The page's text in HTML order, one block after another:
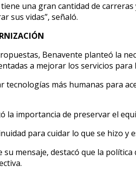
una gran cantidad de
sus vidas”, señaló.
Benavente planteó la
a mejorar los servicios para
tecnologías más humanas para
la importancia de preservar el
para cuidar lo que se hizo y
su mensaje, destacó que la